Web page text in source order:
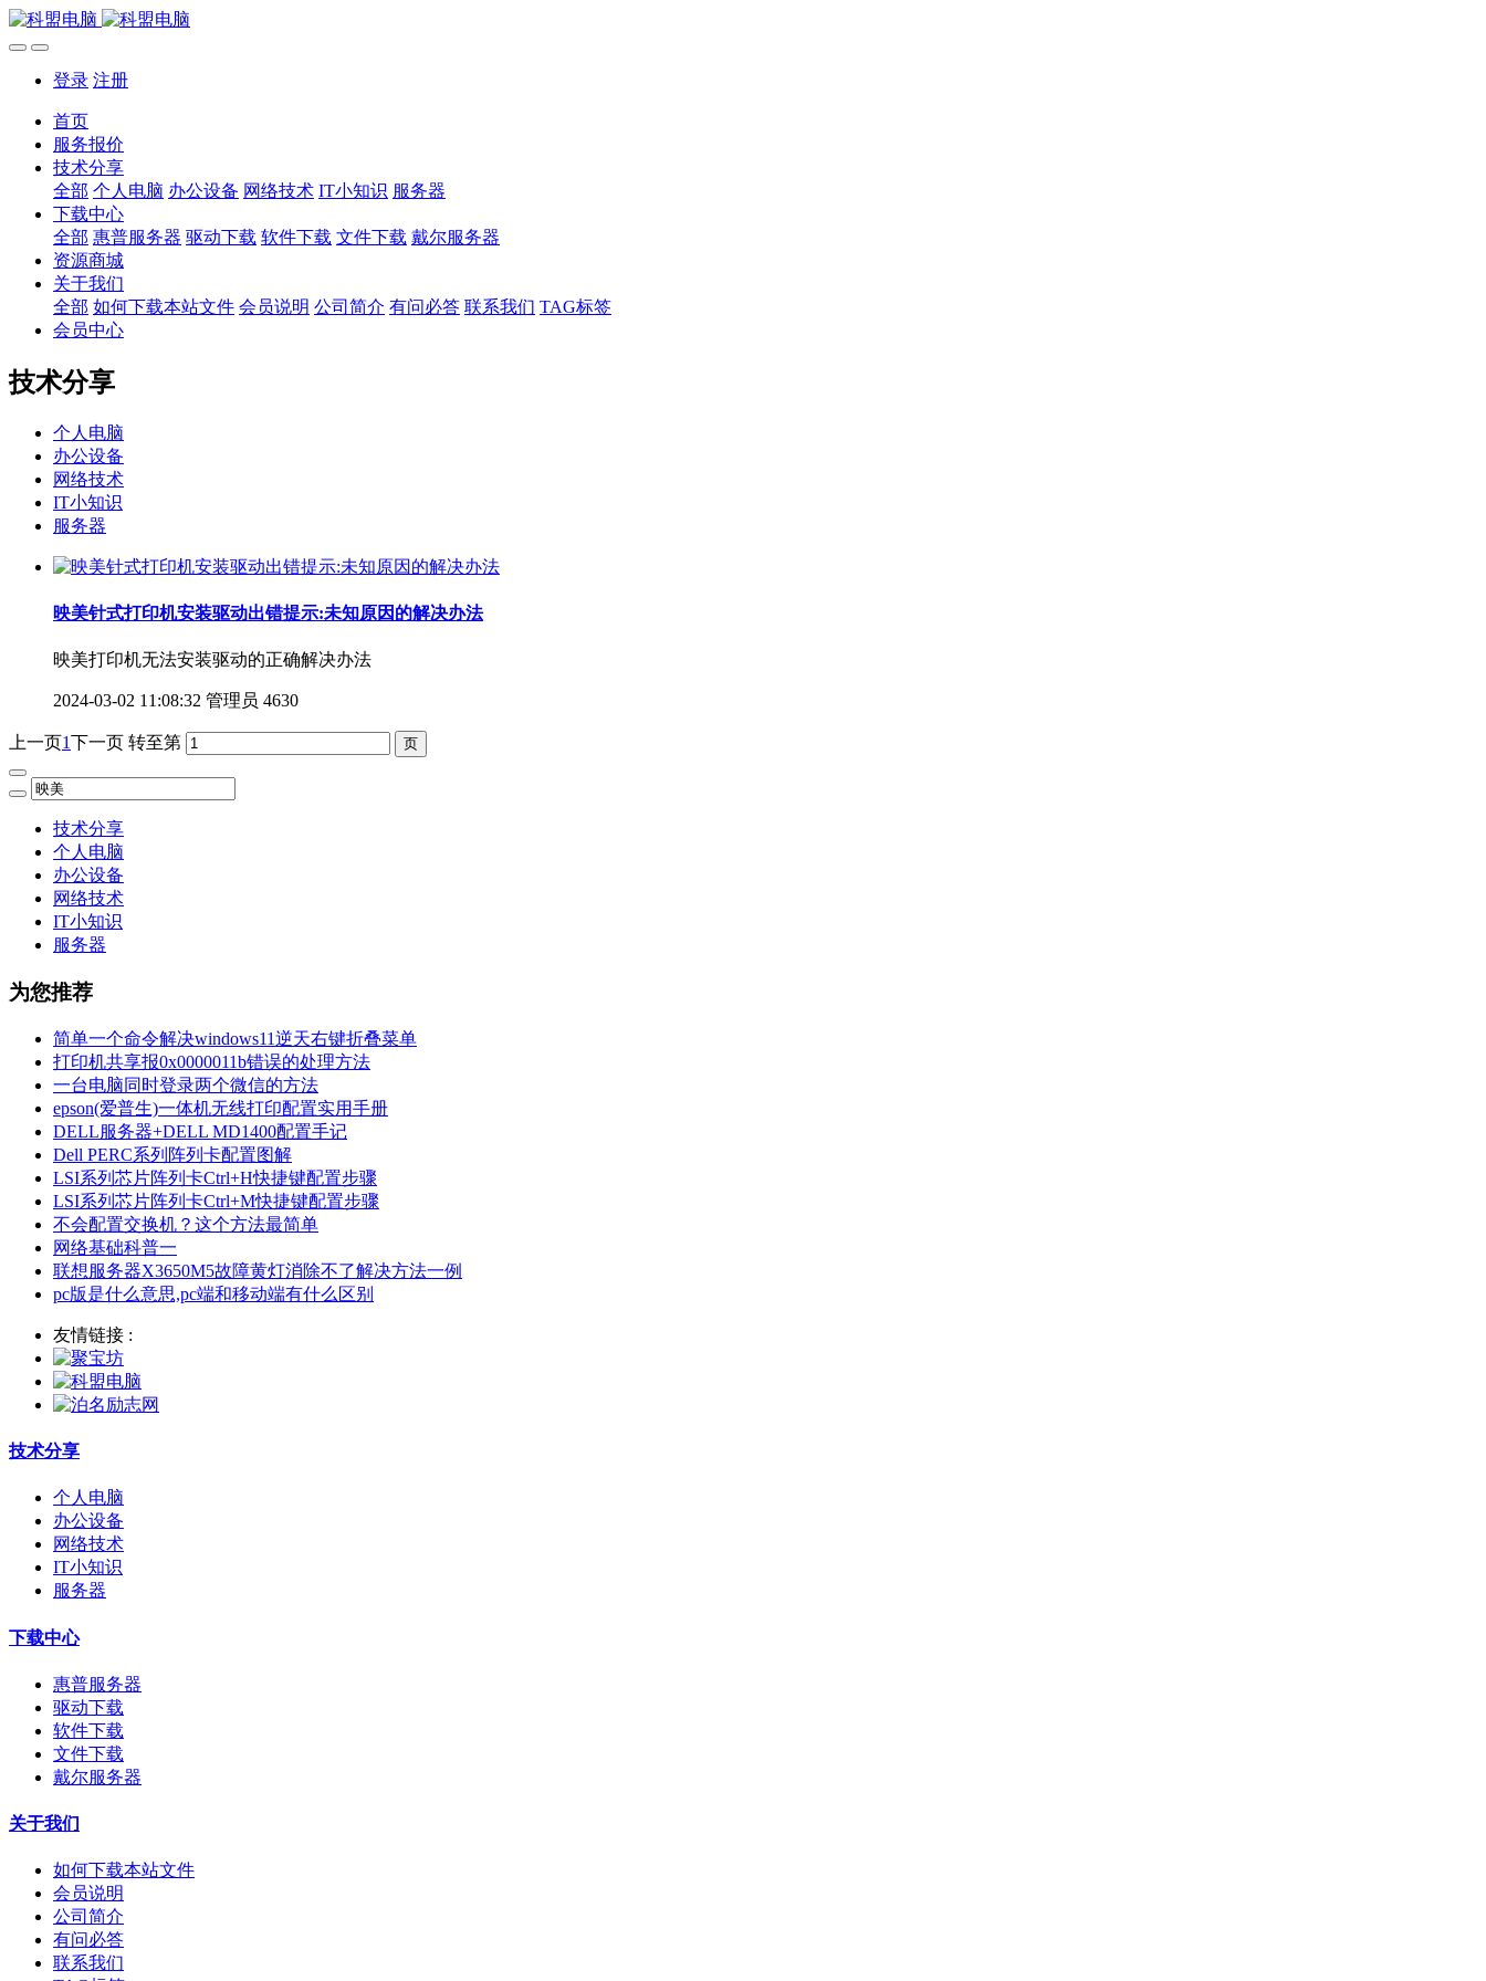
登录 注册
首页
服务报价
技术分享
全部 个人电脑 办公设备 网络技术 IT小知识 服务器
下载中心
全部 惠普服务器 驱动下载 软件下载 文件下载 戴尔服务器
资源商城
关于我们
全部 如何下载本站文件 会员说明 公司简介 有问必答 联系我们 TAG标签
会员中心
技术分享
个人电脑
办公设备
网络技术
IT小知识
服务器
映美针式打印机安装驱动出错提示:未知原因的解决办法
映美打印机无法安装驱动的正确解决办法
2024-03-02 11:08:32 管理员 4630
上一页1下一页 转至第
技术分享
个人电脑
办公设备
网络技术
IT小知识
服务器
为您推荐
简单一个命令解决windows11逆天右键折叠菜单
打印机共享报0x0000011b错误的处理方法
一台电脑同时登录两个微信的方法
epson(爱普生)一体机无线打印配置实用手册
DELL服务器+DELL MD1400配置手记
Dell PERC系列阵列卡配置图解
LSI系列芯片阵列卡Ctrl+H快捷键配置步骤
LSI系列芯片阵列卡Ctrl+M快捷键配置步骤
不会配置交换机？这个方法最简单
网络基础科普一
联想服务器X3650M5故障黄灯消除不了解决方法一例
pc版是什么意思,pc端和移动端有什么区别
友情链接 :
技术分享
个人电脑
办公设备
网络技术
IT小知识
服务器
下载中心
惠普服务器
驱动下载
软件下载
文件下载
戴尔服务器
关于我们
如何下载本站文件
会员说明
公司简介
有问必答
联系我们